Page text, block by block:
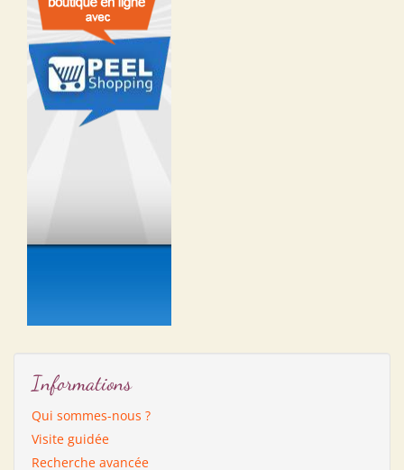
Informations
Qui sommes-nous ?
Visite guidée
Recherche avancée